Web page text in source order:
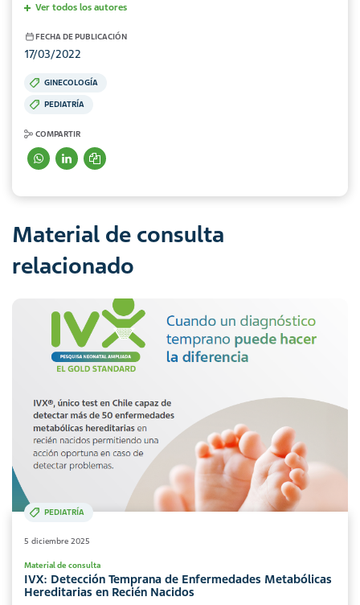
Ver todos los autores
FECHA DE PUBLICACIÓN
17/03/2022
GINECOLOGÍA
PEDIATRÍA
COMPARTIR
Material de consulta
relacionado
PEDIATRÍA
5 diciembre 2025
Material de consulta
IVX: Detección Temprana de Enfermedades Metabólicas
Hereditarias en Recién Nacidos